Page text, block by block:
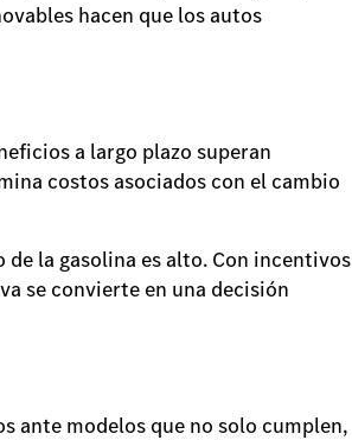
hacen que los autos
a largo plazo superan
costos asociados con el cambio
la gasolina es alto. Con incentivos
se convierte en una decisión
ante modelos que no solo cumplen,